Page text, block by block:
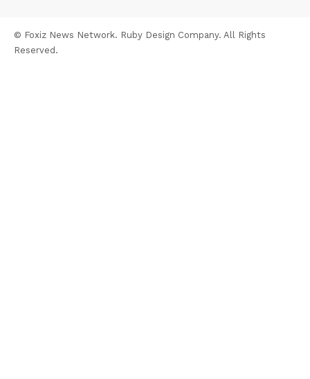
© Foxiz News Network. Ruby Design Company. All Rights
Reserved.